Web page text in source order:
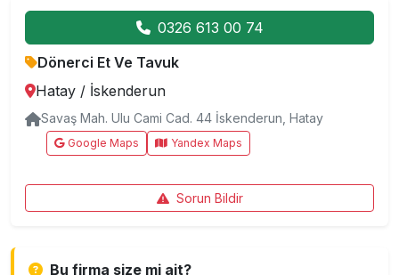
0326 613 00 74
Dönerci Et Ve Tavuk
Hatay / İskenderun
Savaş Mah. Ulu Cami Cad. 44 İskenderun, Hatay
Google Maps Yandex Maps
Sorun Bildir
Bu firma size mi ait?